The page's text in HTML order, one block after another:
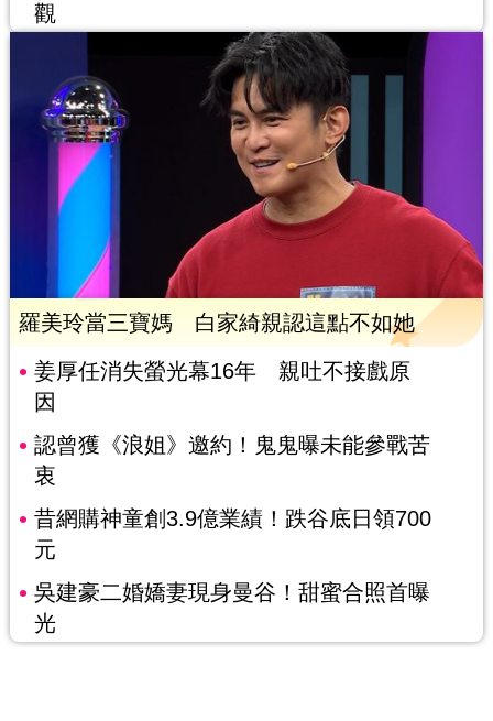
觀
羅美玲當三寶媽 白家綺親認這點不如她
姜厚任消失螢光幕16年 親吐不接戲原
因
認曾獲《浪姐》邀約！鬼鬼曝未能參戰苦
衷
昔網購神童創3.9億業績！跌谷底日領700
元
吳建豪二婚嬌妻現身曼谷！甜蜜合照首曝
光